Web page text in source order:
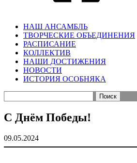
НАШ АНСАМБЛЬ
ТВОРЧЕСКИЕ ОБЪЕДИНЕНИЯ
РАСПИСАНИЕ
КОЛЛЕКТИВ
НАШИ ДОСТИЖЕНИЯ
НОВОСТИ
ИСТОРИЯ ОСОБНЯКА
С Днём Победы!
09.05.2024